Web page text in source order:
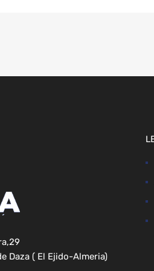
Daza ( El Ejido-Almeria)